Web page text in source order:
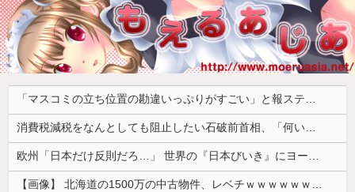
「マスコミの立ち位置の勘違いっぷりがすごい」と報ステ大越キャスターの台詞に視聴者絶句、高市とトランプを同列視させようという思惑がひしひしと
消費税減税をなんとしても阻止したい石破前首相、「何いってんのこいつ」と有権者をドン引きさせるよな屁理屈を……
欧州「日本だけ反則だろ…」 世界の『日本びいき』にヨーロッパ全土から不満の声
【画像】 北海道の1500万の中古物件、レベチｗｗｗｗｗｗｗｗｗｗｗｗｗｗｗｗｗｗｗｗ